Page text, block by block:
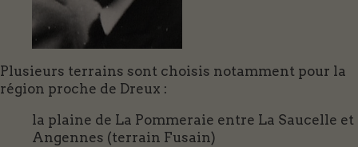
Plusieurs terrains sont choisis notamment pour la
région proche de Dreux :
la plaine de La Pommeraie entre La Saucelle et
Angennes (terrain Fusain)